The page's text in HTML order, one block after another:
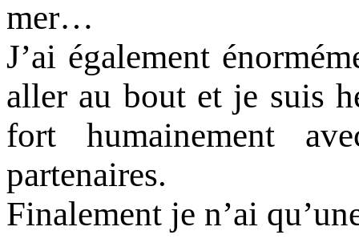
mer…
J’ai également
aller au bout et je suis
fort humainement
partenaires.
Finalement je n’ai